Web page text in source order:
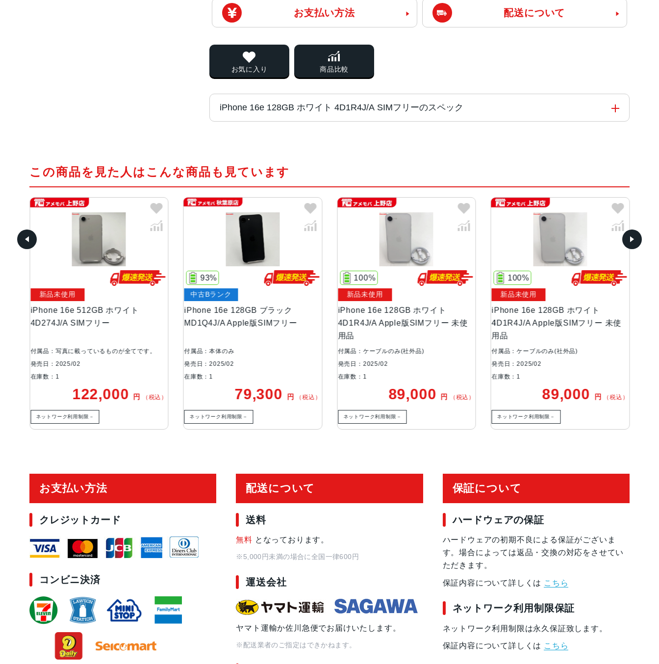
お支払い方法 配送について
お気に入り 商品比較
iPhone 16e 128GB ホワイト 4D1R4J/A SIMフリーのスペック
液晶 6.1インチ(Super Retina XDRディスプレイ)
サイズ・重さ
カラー ブラック、ホワイト
容量
シングルカメラ
4800万画素
生体認証
この商品を見た人はこんな商品も見ています
iPhone 16e 512GB ホワイト
4D274J/A SIMフリー
新品未使用
付属品：写真に載っているものが全てです。
発売日：2025/02
在庫数：1
122,000 円 （税込）
ネットワーク利用制限－
iPhone 16e 128GB ブラック
MD1Q4J/A Apple版SIMフリー
93%
中古Bランク
付属品：本体のみ
発売日：2025/02
在庫数：1
79,300 円 （税込）
ネットワーク利用制限－
iPhone 16e 128GB ホワイト
4D1R4J/A Apple版SIMフリー 未使
用品
100%
新品未使用
付属品：ケーブルのみ(社外品)
発売日：2025/02
在庫数：1
89,000 円 （税込）
ネットワーク利用制限－
iPhone 16e 128GB ホワイト
4D1R4J/A Apple版SIMフリー 未使
用品
100%
新品未使用
付属品：ケーブルのみ(社外品)
発売日：2025/02
在庫数：1
89,000 円 （税込）
ネットワーク利用制限－
お支払い方法
クレジットカード
コンビニ決済
配送について
送料
無料 となっております。
※5,000円未満の場合に全国一律600円
運送会社
ヤマト運輸か佐川急便でお届けいたします。
※配送業者のご指定はできかねます。
保証について
ハードウェアの保証
ハードウェアの初期不良による保証がございま
す。場合によっては返品・交換の対応をさせてい
ただきます。
保証内容について詳しくは こちら
ネットワーク利用制限保証
ネットワーク利用制限は永久保証致します。
保証内容について詳しくは こちら